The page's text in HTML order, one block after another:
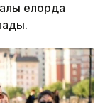
елорда